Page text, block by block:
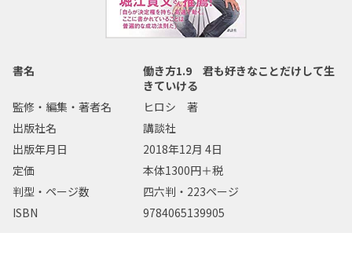
書名
働き方1.9 君も好きなことだけして生
きていける
監修・編集・著者名
ヒロシ 著
出版社名
講談社
出版年月日
2018年12月 4日
定価
本体1300円＋税
判型・ページ数
四六判・223ページ
ISBN
9784065139905